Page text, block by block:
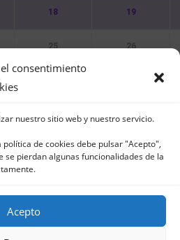
consentimiento
nuestro sitio web y nuestro servicio.
de cookies debe pulsar "Acepto",
pierdan algunas funcionalidades de la
Acepto
18 19
25 26
de Jávea - Muelle Norte s/n |